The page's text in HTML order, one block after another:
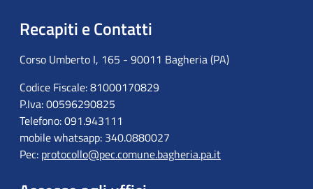
Recapiti e Contatti
Corso Umberto I, 165 - 90011 Bagheria (PA)
Codice Fiscale: 81000170829
P.Iva: 00596290825
Telefono: 091.943111
mobile whatsapp: 340.0880027
Pec: protocollo@pec.comune.bagheria.pa.it